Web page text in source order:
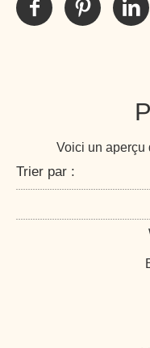
Voici un aperçu
Trier par :